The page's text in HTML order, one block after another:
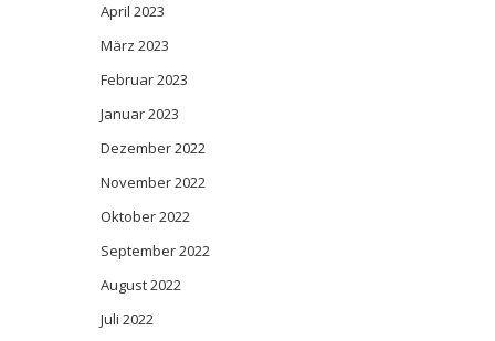
April 2023
März 2023
Februar 2023
Januar 2023
Dezember 2022
November 2022
Oktober 2022
September 2022
August 2022
Juli 2022